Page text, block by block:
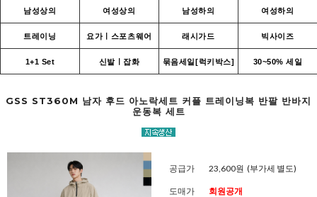
남성상의 여성상의 남성하의 여성하의
트레이닝 요가ㅣ스포츠웨어 래시가드 빅사이즈
1+1 Set 신발ㅣ잡화 묶음세일[럭키박스] 30~50% 세일
GSS ST360M 남자 후드 아노락세트 커플 트레이닝복 반팔 반바지
운동복 세트
공급가 23,600원 (부가세 별도)
도매가 회원공개